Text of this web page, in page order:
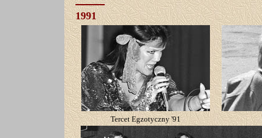
1991
Tercet Egzotyczny '91